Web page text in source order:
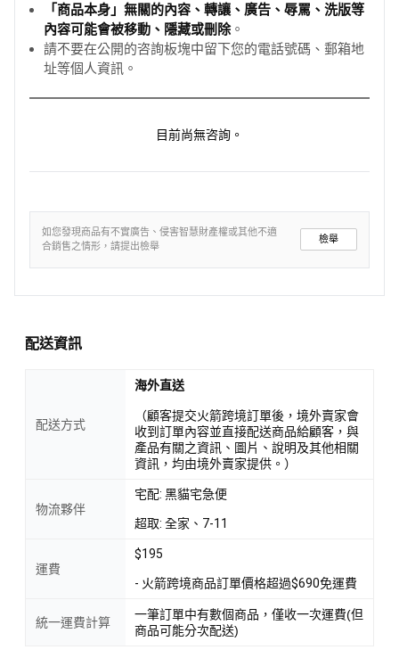
「商品本身」無關的內容、轉讓、廣告、辱罵、洗版等
內容可能會被移動、隱藏或刪除。
請不要在公開的咨詢板塊中留下您的電話號碼、郵箱地
址等個人資訊。
目前尚無咨詢。
如您發現商品有不實廣告、侵害智慧財產權或其他不適
合銷售之情形，請提出檢舉
檢舉
配送資訊
配送方式
海外直送
（顧客提交火箭跨境訂單後，境外賣家會
收到訂單內容並直接配送商品給顧客，與
產品有關之資訊、圖片、說明及其他相關
資訊，均由境外賣家提供。）
物流夥伴
宅配: 黑貓宅急便
超取: 全家、7-11
運費
$195
- 火箭跨境商品訂單價格超過$690免運費
統一運費計算
一筆訂單中有數個商品，僅收一次運費(但
商品可能分次配送)